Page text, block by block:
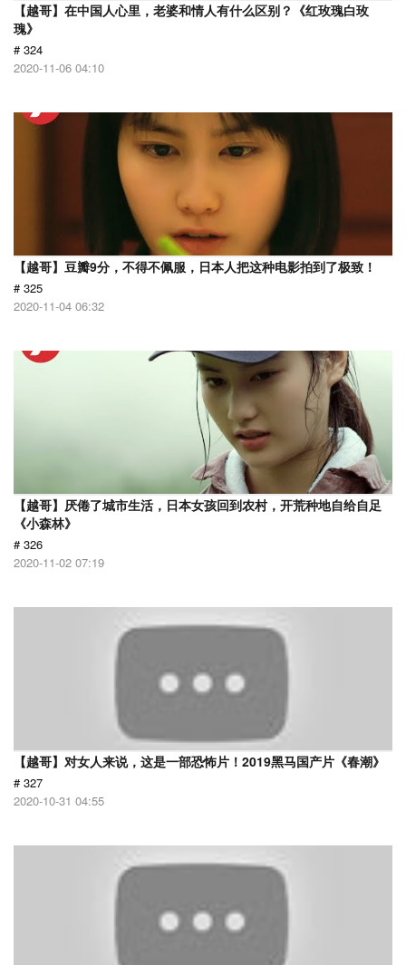
【越哥】在中国人心里，老婆和情人有什么区别？《红玫瑰白玫
瑰》
# 324
2020-11-06 04:10
【越哥】豆瓣9分，不得不佩服，日本人把这种电影拍到了极致！
# 325
2020-11-04 06:32
【越哥】厌倦了城市生活，日本女孩回到农村，开荒种地自给自足
《小森林》
# 326
2020-11-02 07:19
【越哥】对女人来说，这是一部恐怖片！2019黑马国产片《春潮》
# 327
2020-10-31 04:55